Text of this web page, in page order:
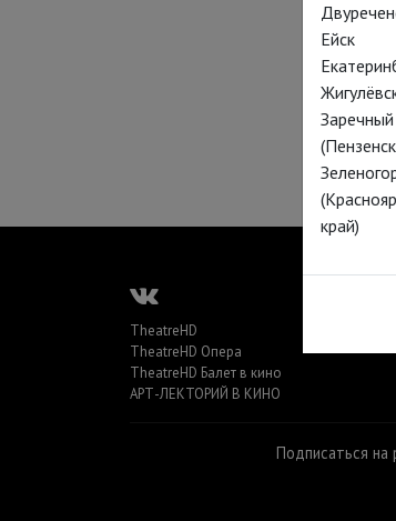
TheatreHD
TheatreHD Опера
TheatreHD Балет в кино
АРТ-ЛЕКТОРИЙ В КИНО
Подписаться на
Ейск
Заречный
край)